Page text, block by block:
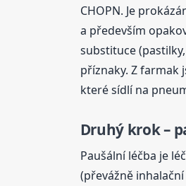
CHOPN. Je
a především
substituce
příznaky. Z farmak
které sídlí na
Druhý krok –
Paušální léčba je
(převážně